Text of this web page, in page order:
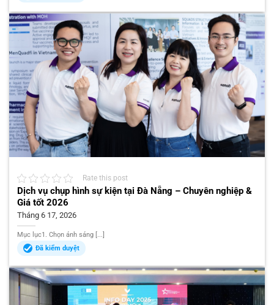
Rate this post
Dịch vụ chụp hình sự kiện tại Đà Nẵng – Chuyên nghiệp &
Giá tốt 2026
Tháng 6 17, 2026
Mục lục1. Chọn ánh sáng [...]
Đã kiểm duyệt